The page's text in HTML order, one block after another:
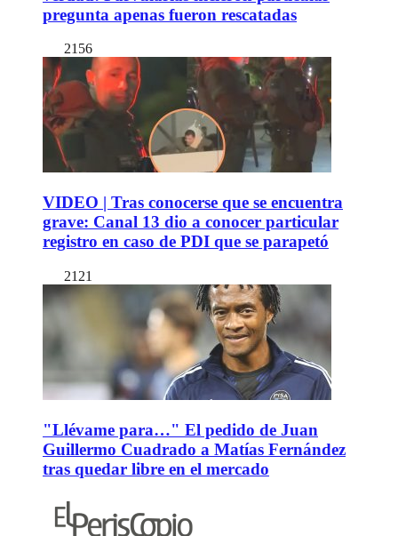
pregunta apenas fueron rescatadas
2156
VIDEO | Tras conocerse que se encuentra
grave: Canal 13 dio a conocer particular
registro en caso de PDI que se parapetó
2121
"Llévame para…" El pedido de Juan
Guillermo Cuadrado a Matías Fernández
tras quedar libre en el mercado